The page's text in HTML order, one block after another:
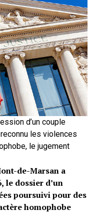
d’un couple
les violences
le jugement
de-Marsan a
le dossier d’un
poursuivi pour des
homophobe